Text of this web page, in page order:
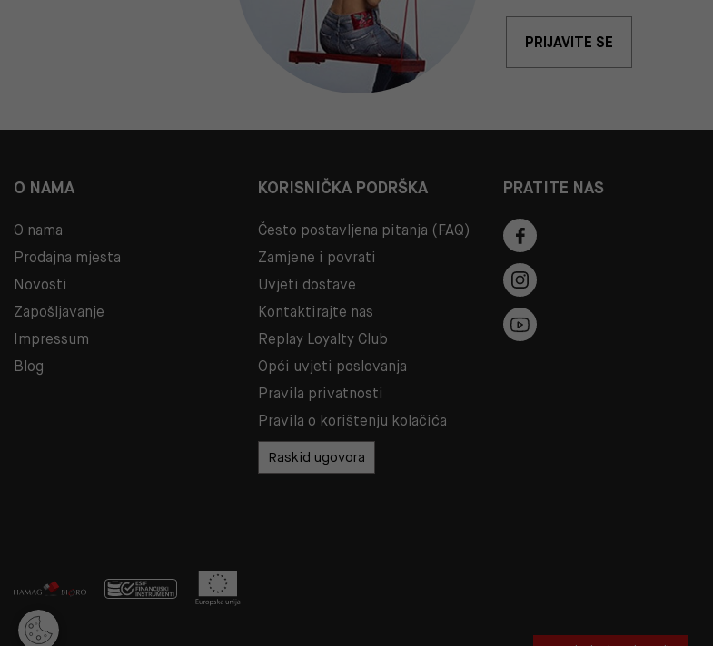
PRIJAVITE SE
O NAMA
O nama
Prodajna mjesta
Novosti
Zapošljavanje
Impressum
Blog
KORISNIČKA PODRŠKA
Često postavljena pitanja (FAQ)
Zamjene i povrati
Uvjeti dostave
Kontaktirajte nas
Replay Loyalty Club
Opći uvjeti poslovanja
Pravila privatnosti
Pravila o korištenju kolačića
Raskid ugovora
PRATITE NAS